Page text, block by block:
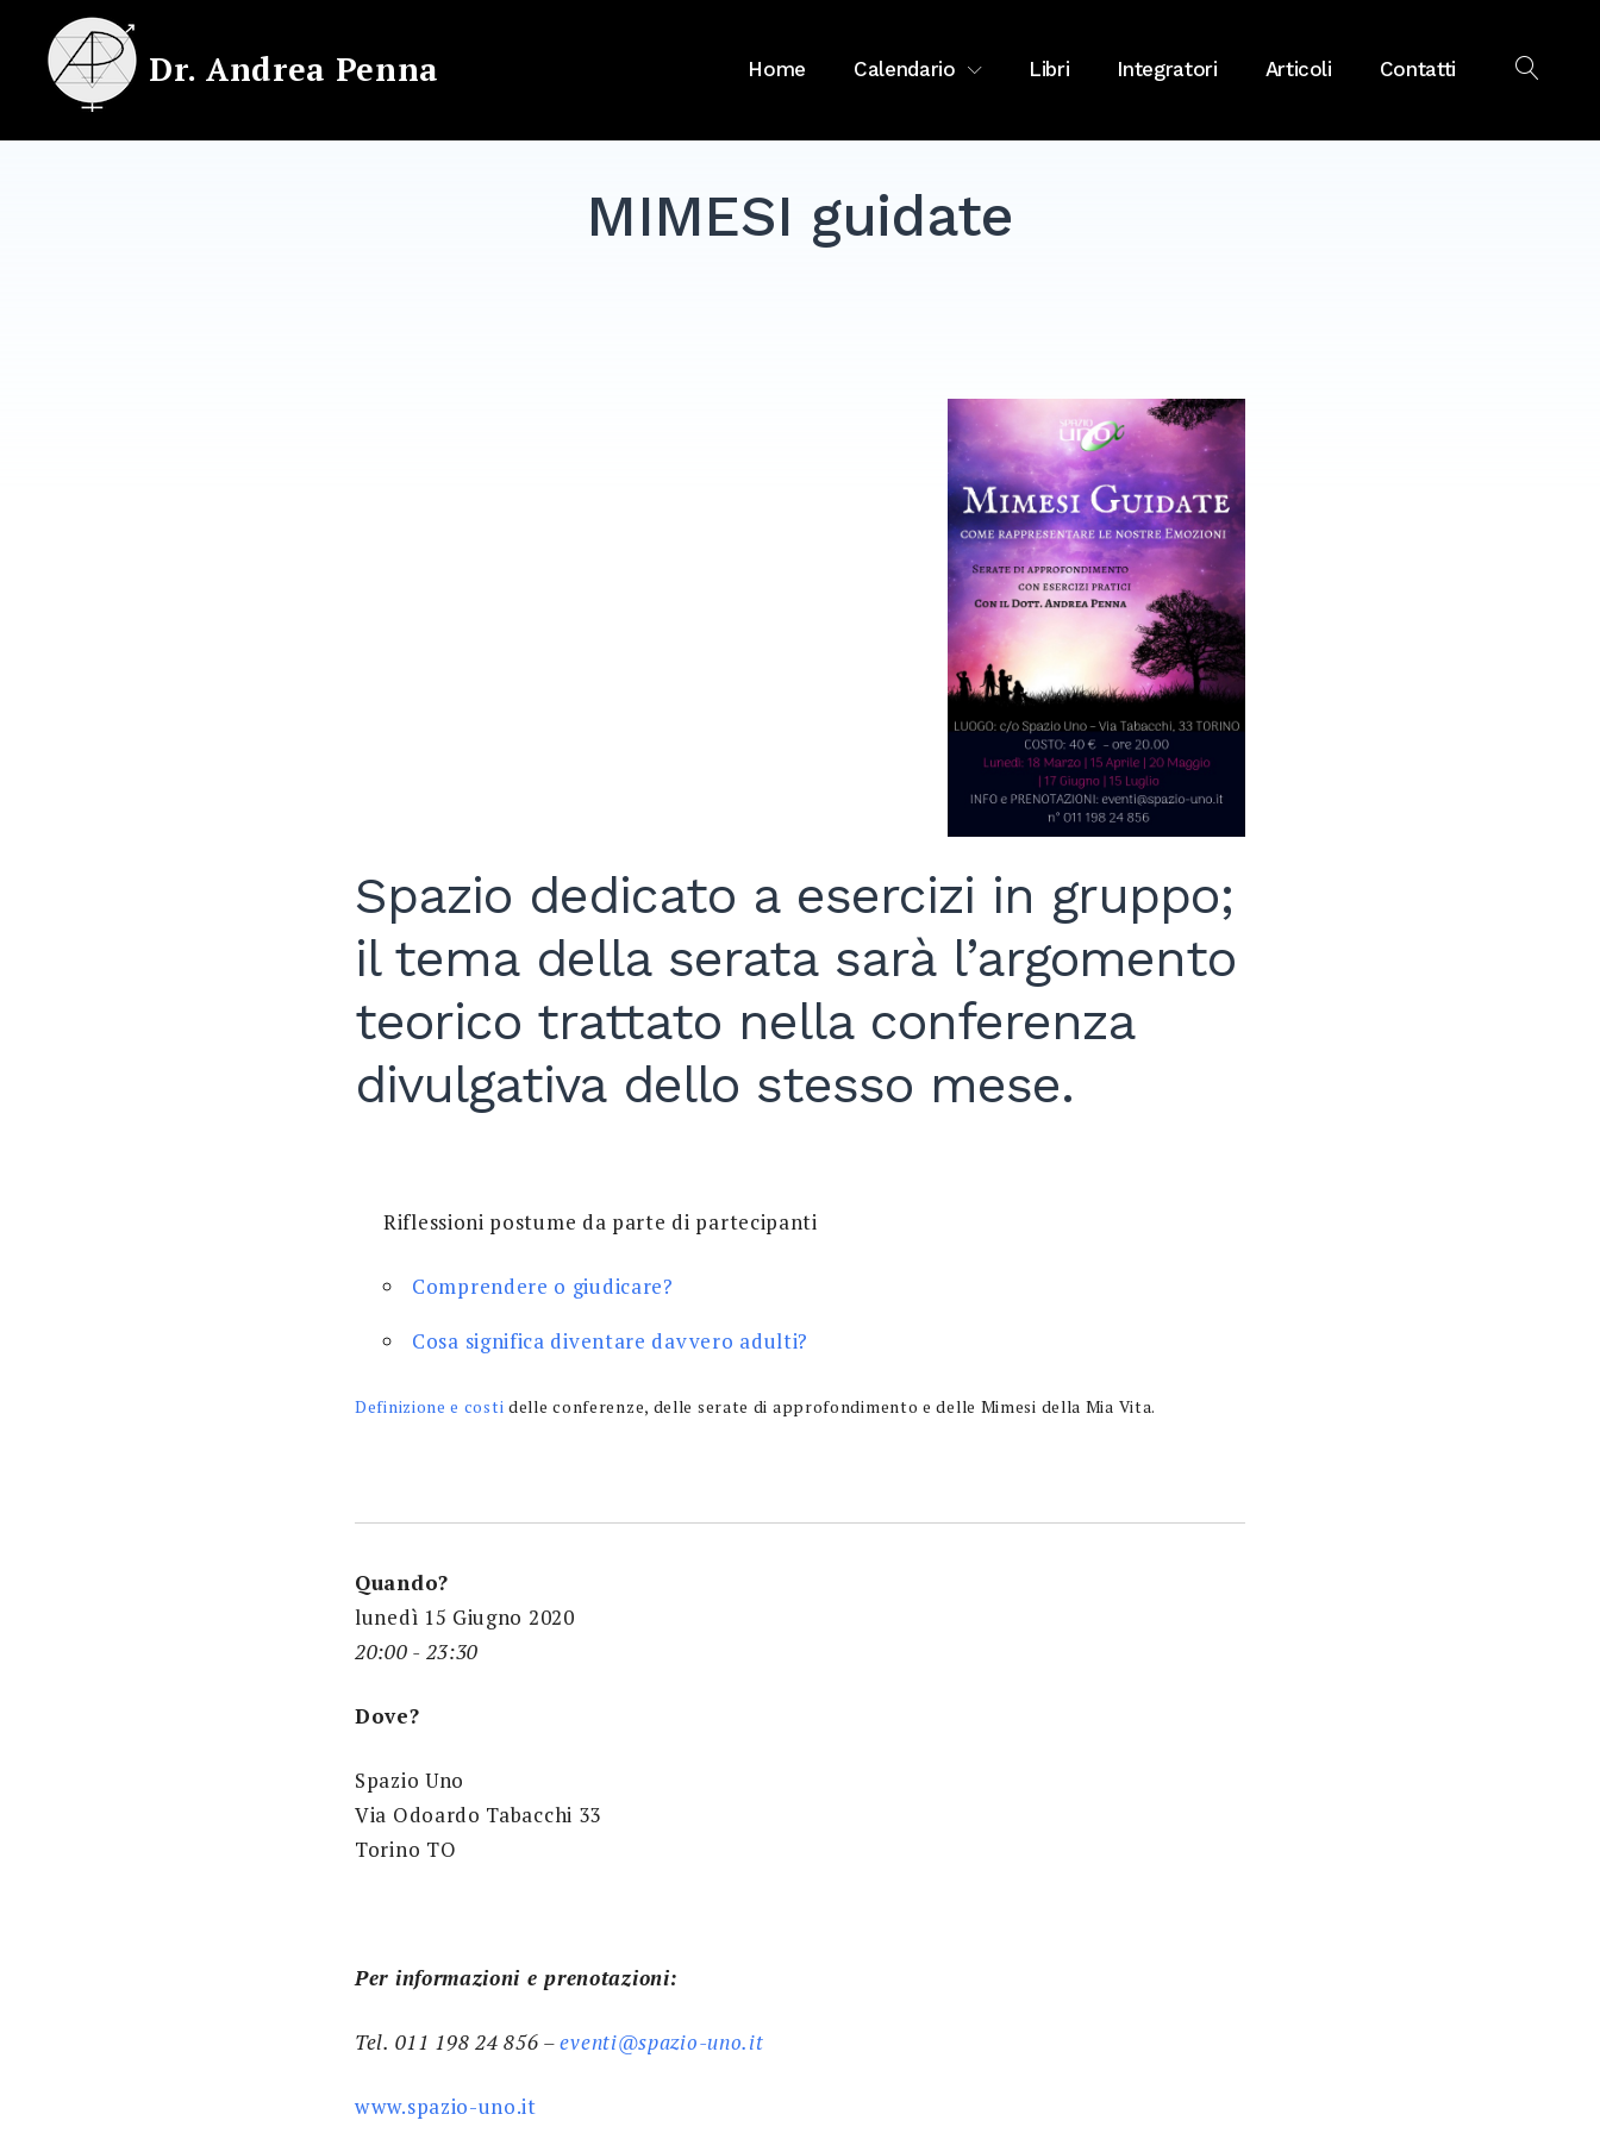
content
Dr. Andrea Penna Home Calendario Libri Integratori Articoli Contatti
MIMESI guidate
Spazio dedicato a esercizi in gruppo;
il tema della serata sarà l’argomento
teorico trattato nella conferenza
divulgativa dello stesso mese.
Riflessioni postume da parte di partecipanti
Comprendere o giudicare?
Cosa significa diventare davvero adulti?
Definizione e costi delle conferenze, delle serate di approfondimento e delle Mimesi della Mia Vita.
Quando?
lunedì 15 Giugno 2020
20:00 - 23:30
Dove?
Spazio Uno
Via Odoardo Tabacchi 33
Torino TO
Per informazioni e prenotazioni:
Tel. 011 198 24 856 –eventi@spazio-uno.it
www.spazio-uno.it